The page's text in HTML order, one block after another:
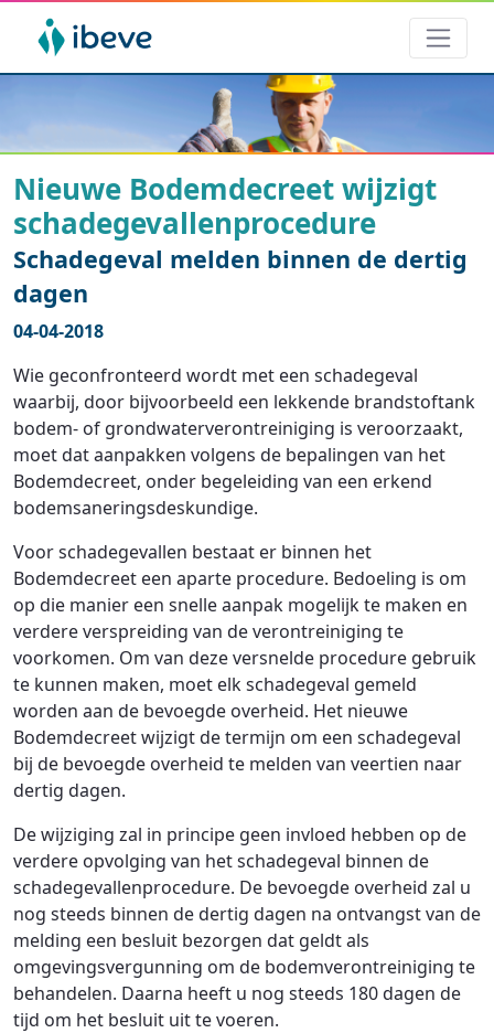
Nieuwe Bodemdecreet wijzigt
schadegevallenprocedure
Schadegeval melden binnen de dertig
dagen
04-04-2018
Wie geconfronteerd wordt met een schadegeval
waarbij, door bijvoorbeeld een lekkende brandstoftank
bodem- of grondwaterverontreiniging is veroorzaakt,
moet dat aanpakken volgens de bepalingen van het
Bodemdecreet, onder begeleiding van een erkend
bodemsaneringsdeskundige.
Voor schadegevallen bestaat er binnen het
Bodemdecreet een aparte procedure. Bedoeling is om
op die manier een snelle aanpak mogelijk te maken en
verdere verspreiding van de verontreiniging te
voorkomen. Om van deze versnelde procedure gebruik
te kunnen maken, moet elk schadegeval gemeld
worden aan de bevoegde overheid. Het nieuwe
Bodemdecreet wijzigt de termijn om een schadegeval
bij de bevoegde overheid te melden van veertien naar
dertig dagen.
De wijziging zal in principe geen invloed hebben op de
verdere opvolging van het schadegeval binnen de
schadegevallenprocedure. De bevoegde overheid zal u
nog steeds binnen de dertig dagen na ontvangst van de
melding een besluit bezorgen dat geldt als
omgevingsvergunning om de bodemverontreiniging te
behandelen. Daarna heeft u nog steeds 180 dagen de
tijd om het besluit uit te voeren.